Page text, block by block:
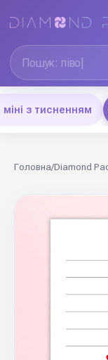
міні з тисненням
Головна/Diamond